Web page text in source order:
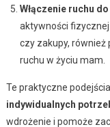
Włączenie ruchu
aktywności
czy zakupy, również
ruchu w życiu mam.
Te praktyczne
indywidualnych
wdrożenie i pomoże